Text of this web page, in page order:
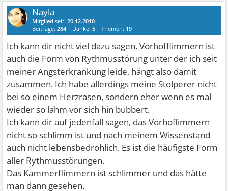
Nayla
Mitglied seit:20.12.2010
Beiträge:284 Danke:5 Themen: 19
Ich kann dir nicht viel dazu sagen. Vorhofflimmern ist
auch die Form von Rythmusstörung unter der ich seit
meiner Angsterkrankung leide, hängt also damit
zusammen. Ich habe allerdings meine Stolperer nicht
bei so einem Herzrasen, sondern eher wenn es mal
wieder so lahm vor sich hin bubbert.
Ich kann dir auf jedenfall sagen, das Vorhoflimmern
nicht so schlimm ist und nach meinem Wissenstand
auch nicht lebensbedrohlich. Es ist die häufigste Form
aller Rythmusstörungen.
Das Kammerflimmern ist schlimmer und das hätte
man dann gesehen.